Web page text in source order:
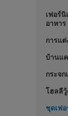
เฟอร์นิ
อาหาร
การแ
บ้านแ
กระจ
โฮลลีวู้
ชุดเฟ